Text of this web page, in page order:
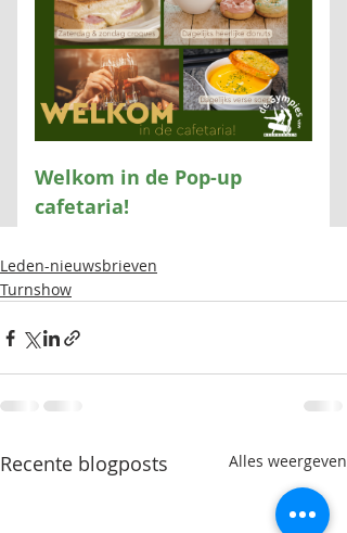
Leden-nieuwsbrieven
Turnshow
Recente blogposts Alles weergeven